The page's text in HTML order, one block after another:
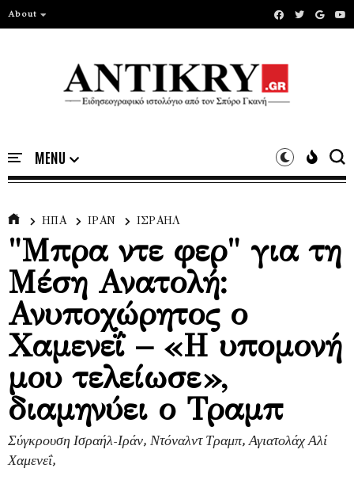
About
ΗΠΑ ΙΡΑΝ ΙΣΡΑΗΛ
"Μπρα ντε φερ" για τη
Μέση Ανατολή:
Ανυποχώρητος ο
Χαμενεΐ – «Η υπομονή
μου τελείωσε»,
διαμηνύει ο Τραμπ
Σύγκρουση Ισραήλ-Ιράν, Ντόναλντ Τραμπ, Αγιατολάχ Αλί
Χαμενεΐ,